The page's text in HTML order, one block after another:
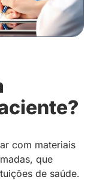
com materiais
que
de saúde.